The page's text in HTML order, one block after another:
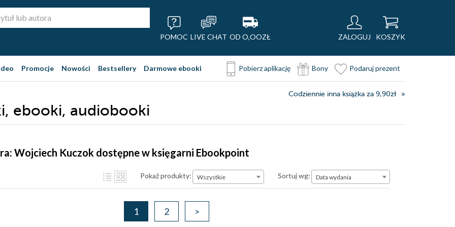
POMOC LIVE CHAT OD O,OOZŁ ZALOGUJ KOSZYK
Promocje Nowości Bestsellery Darmowe ebooki Pobierz aplikację Bony Podaruj prezent
Codziennie inna książka za 9,90zł
ebooki, audiobooki
Wojciech Kuczok dostępne w księgarni Ebookpoint
Pokaż produkty: Wszystkie Sortuj wg:Data wydania
Data wydania
1 2 >